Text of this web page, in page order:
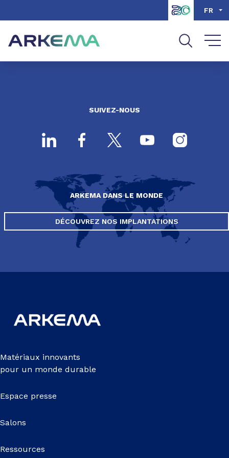
Aller à la recherche
FR
SUIVEZ-NOUS
ARKEMA DANS LE MONDE
DÉCOUVREZ NOS IMPLANTATIONS
Matériaux innovants
pour un monde durable
Espace presse
Salons
Ressources